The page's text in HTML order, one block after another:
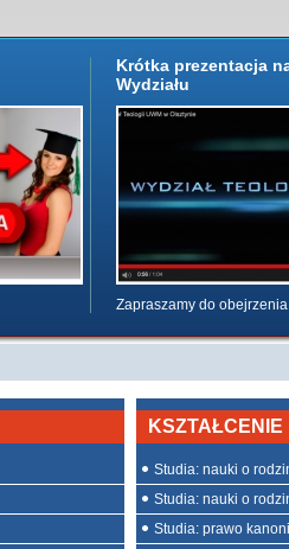
Krótka prezentacja
Wydziału
Zapraszamy do obejrzenia
KSZTAŁCENIE
Studia: nauki o
Studia: nauki o
Studia: prawo